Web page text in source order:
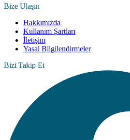
Bize Ulaşın
Hakkımızda
Kullanım Şartları
İletişim
Yasal Bilgilendirmeler
Bizi Takip Et